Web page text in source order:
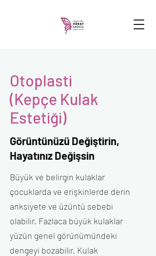
Otoplasti
(Kepçe Kulak
Estetiği)
Görüntünüzü Değiştirin,
Hayatınız Değişsin
Büyük ve belirgin kulaklar
çocuklarda ve erişkinlerde derin
anksiyete ve üzüntü sebebi
olabilir. Fazlaca büyük kulaklar
yüzün genel görünümündeki
dengeyi bozabilir. Kulak